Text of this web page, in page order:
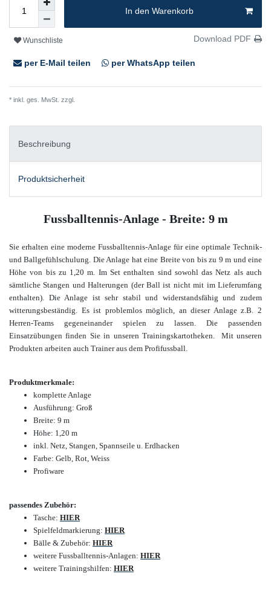
In den Warenkorb
Wunschliste Download PDF
per E-Mail teilen per WhatsApp teilen
* inkl. ges. MwSt. zzgl.
Beschreibung
Produktsicherheit
Fussballtennis-Anlage - Breite: 9 m
Sie erhalten eine moderne Fussballtennis-Anlage für eine optimale Technik-
und Ballgefühlschulung. Die Anlage hat eine Breite von bis zu 9 m und eine
Höhe von bis zu 1,20 m. Im Set enthalten sind sowohl das Netz als auch
sämtliche Stangen und Halterungen (der Ball ist nicht mit im Lieferumfang
enthalten). Die Anlage ist sehr stabil und widerstandsfähig und zudem
witterungsbeständig. Es ist problemlos möglich, an dieser Anlage z.B. 2
Herren-Teams gegeneinander spielen zu lassen. Die passenden
Einsatzübungen finden Sie in unseren Trainingskartotheken. Mit unseren
Produkten arbeiten auch Trainer aus dem Profifussball.
Produktmerkmale:
komplette Anlage
Ausführung: Groß
Breite: 9 m
Höhe: 1,20 m
inkl. Netz, Stangen, Spannseile u. Erdhacken
Farbe: Gelb, Rot, Weiss
Profiware
passendes Zubehör:
Tasche: HIER
Spielfeldmarkierung: HIER
Bälle & Zubehör: HIER
weitere Fussballtennis-Anlagen: HIER
weitere Trainingshilfen: HIER